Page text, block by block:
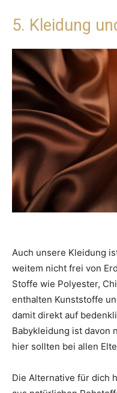
5. Kleidung
Auch unsere Kleidung
weitem nicht frei von
Stoffe wie Polyester,
enthalten Kunststoffe
damit direkt auf
Babykleidung ist davon
hier sollten bei allen
Die Alternative für dich